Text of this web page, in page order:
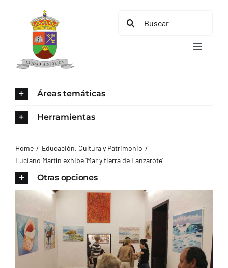
contenido
Buscar:
Toggle
AYUNTAMIENTO
CONTACTO
Áreas temáticas
Herramientas
Home
Educación, Cultura y Patrimonio
Luciano Martín exhibe ‘Mar y tierra de Lanzarote’
Otras opciones